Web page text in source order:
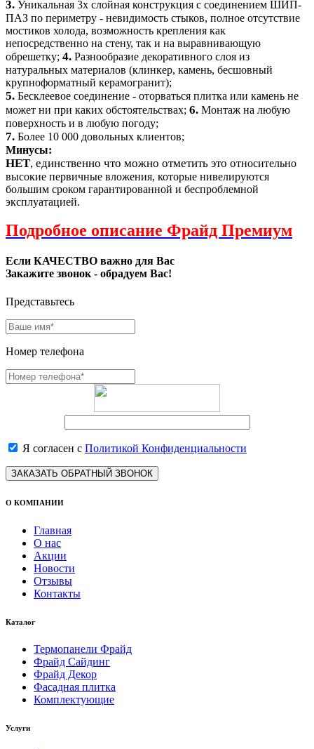
3. Уникальная 3х слойная конструкция с соединением ШИП-
ПАЗ по периметру - невидимость стыков, полное отсутствие
мостиков холода, возможность крепления как
непосредственно на стену, так и на выравнивающую
обрешетку; 4. Разнообразие декоративного слоя из
натуральных материалов (клинкер, камень, бесшовный
крупноформатный керамогранит);
5. Бесклеевое соединение - оторваться плитка или камень не
может ни при каких обстоятельствах; 6. Монтаж на любую
поверхность и в любую погоду;
7. Более 10 000 довольных клиентов;
Минусы:
НЕТ, единственно что можно отметить это относительно
высокие первичные вложения, которые нивелируются
большим сроком гарантированной и беспроблемной
эксплуатацией.
Подробное описание Фрайд Премиум
Если КАЧЕСТВО важно для Вас
Закажите звонок - обрадуем Вас!
Представьтесь
Номер телефона
Я согласен с Политикой Конфиденциальности
ЗАКАЗАТЬ ОБРАТНЫЙ ЗВОНОК
О КОМПАНИИ
Главная
О нас
Акции
Новости
Отзывы
Контакты
Каталог
Термопанели Фрайд
Фрайд Сайдинг
Фрайд Декор
Фасадная плитка
Комплектующие
Услуги